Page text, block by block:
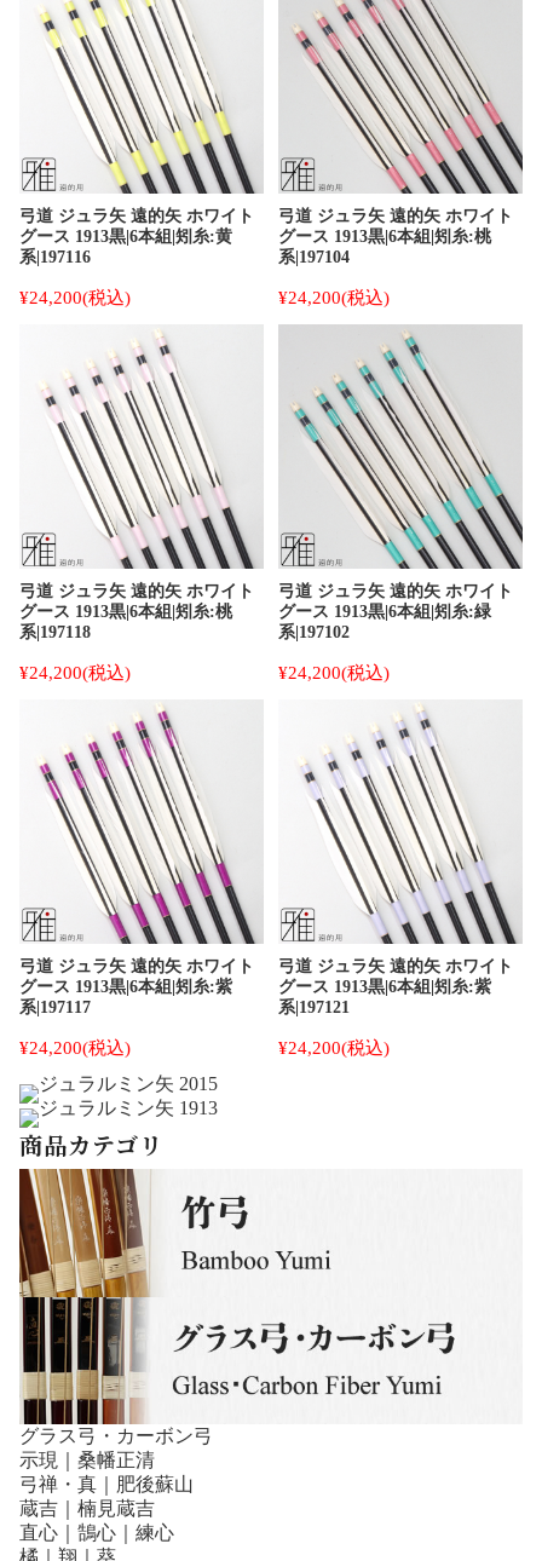
弓道 ジュラ矢 遠的矢 ホワイト
グース 1913黒|6本組|矧糸:黄
系|197116
¥24,200(税込)
弓道 ジュラ矢 遠的矢 ホワイト
グース 1913黒|6本組|矧糸:桃
系|197104
¥24,200(税込)
弓道 ジュラ矢 遠的矢 ホワイト
グース 1913黒|6本組|矧糸:桃
系|197118
¥24,200(税込)
弓道 ジュラ矢 遠的矢 ホワイト
グース 1913黒|6本組|矧糸:緑
系|197102
¥24,200(税込)
弓道 ジュラ矢 遠的矢 ホワイト
グース 1913黒|6本組|矧糸:紫
系|197117
¥24,200(税込)
弓道 ジュラ矢 遠的矢 ホワイト
グース 1913黒|6本組|矧糸:紫
系|197121
¥24,200(税込)
商品カテゴリ
グラス弓・カーボン弓
示現｜桑幡正清
弓禅・真｜肥後蘇山
蔵吉｜楠見蔵吉
直心｜鵠心｜練心
橘｜翔｜葵